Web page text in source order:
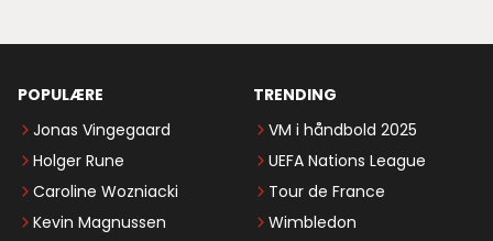
POPULÆRE
Jonas Vingegaard
Holger Rune
Caroline Wozniacki
Kevin Magnussen
TRENDING
VM i håndbold 2025
UEFA Nations League
Tour de France
Wimbledon